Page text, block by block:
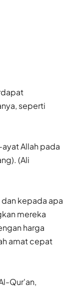
seperti
Allah pada
(Ali
kepada apa
mereka
harga
amat cepat
Qur'an,